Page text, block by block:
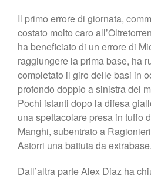
Il primo errore di giornata,
costato molto caro
ha beneficiato di un errore di
raggiungere la prima base, ha
completato il giro delle basi in
profondo doppio a sinistra del
Pochi istanti dopo la difesa
una spettacolare presa in tuffo
Manghi, subentrato a
Astorri una battuta da extrabase.
Dall’altra parte Alex Diaz ha